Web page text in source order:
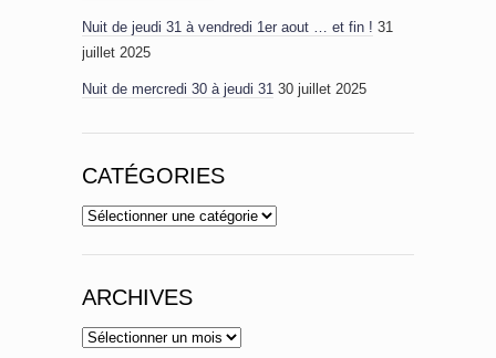
Nuit de jeudi 31 à vendredi 1er aout … et fin ! 31
juillet 2025
Nuit de mercredi 30 à jeudi 31 30 juillet 2025
CATÉGORIES
Catégories
ARCHIVES
Archives